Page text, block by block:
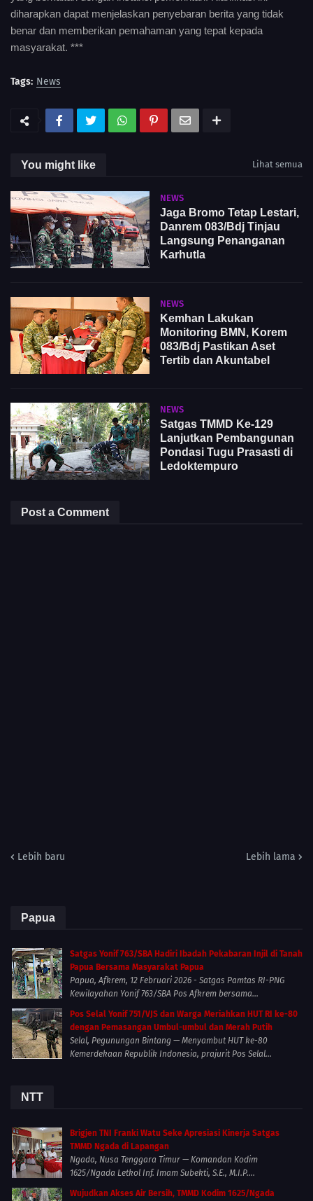
diharapkan dapat menjelaskan penyebaran berita yang tidak
benar dan memberikan pemahaman yang tepat kepada
masyarakat. ***
Tags: News
You might like Lihat semua
NEWS
Jaga Bromo Tetap Lestari,
Danrem 083/Bdj Tinjau
Langsung Penanganan
Karhutla
NEWS
Kemhan Lakukan
Monitoring BMN, Korem
083/Bdj Pastikan Aset
Tertib dan Akuntabel
NEWS
Satgas TMMD Ke-129
Lanjutkan Pembangunan
Pondasi Tugu Prasasti di
Ledoktempuro
Post a Comment
Lebih baru Lebih lama
Papua
Satgas Yonif 763/SBA Hadiri Ibadah Pekabaran Injil di Tanah
Papua Bersama Masyarakat Papua
Papua, Afkrem, 12 Februari 2026 - Satgas Pamtas RI-PNG
Kewilayahan Yonif 763/SBA Pos Afkrem bersama...
Pos Selal Yonif 751/VJS dan Warga Meriahkan HUT RI ke-80
dengan Pemasangan Umbul-umbul dan Merah Putih
Selal, Pegunungan Bintang — Menyambut HUT ke-80
Kemerdekaan Republik Indonesia, prajurit Pos Selal...
NTT
Brigjen TNI Franki Watu Seke Apresiasi Kinerja Satgas
TMMD Ngada di Lapangan
Ngada, Nusa Tenggara Timur — Komandan Kodim
1625/Ngada Letkol Inf. Imam Subekti, S.E., M.I.P....
Wujudkan Akses Air Bersih, TMMD Kodim 1625/Ngada